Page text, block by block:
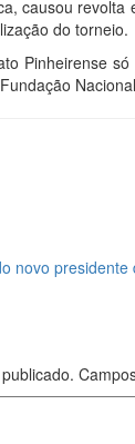
causou revolta
do torneio.
Pinheirense
novo presidente